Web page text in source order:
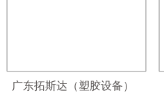
广东拓斯达（塑胶设备）